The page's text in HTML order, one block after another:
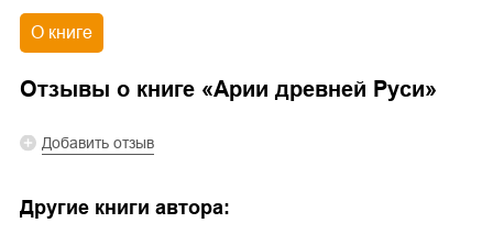
О книге
Отзывы о книге «Арии древней Руси»
Добавить отзыв
Другие книги автора: